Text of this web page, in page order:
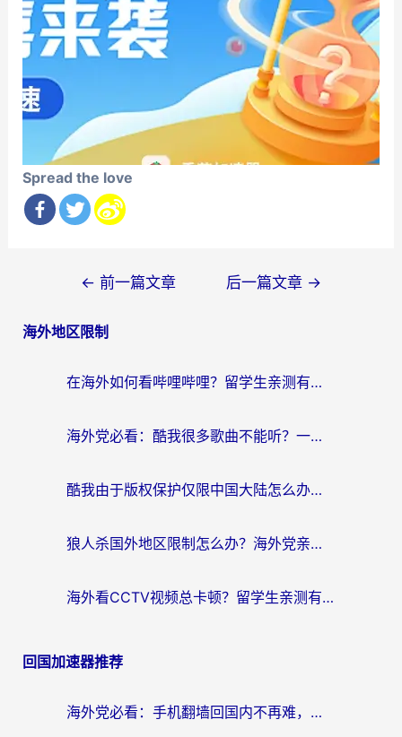
Spread the love
导
← 前一篇文章 后一篇文章 →
海外地区限制
在海外如何看哔哩哔哩？留学生亲测有效的回国加速指南
海外党必看：酷我很多歌曲不能听？一招解决优酷版权限制+B站地域问题！
酷我由于版权保护仅限中国大陆怎么办？海外党亲测有效的解锁指南
狼人杀国外地区限制怎么办？海外党亲测有效的全场景回国加速指南
海外看CCTV视频总卡顿？留学生亲测有效的回国加速器选择指南
回国加速器推荐
海外党必看：手机翻墙回国内不再难，一篇搞定无缝访问国内资源指南